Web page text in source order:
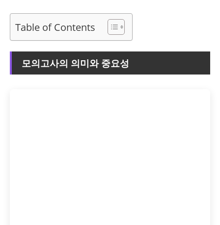
Table of Contents
모의고사의 의미와 중요성